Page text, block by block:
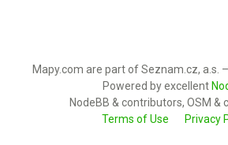
Mapy.com are part of Seznam.cz, a.s.
Powered by excellent
NodeBB & contributors, OSM &
Terms of Use
Privacy